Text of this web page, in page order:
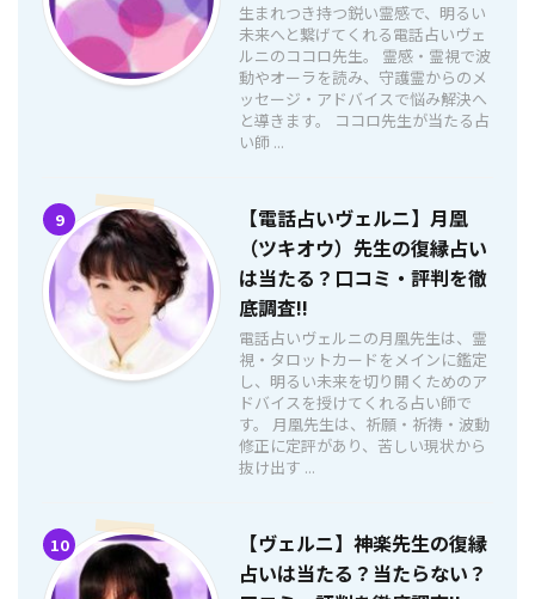
生まれつき持つ鋭い霊感で、明るい
未来へと繋げてくれる電話占いヴェ
ルニのココロ先生。 霊感・霊視で波
動やオーラを読み、守護霊からのメ
ッセージ・アドバイスで悩み解決へ
と導きます。 ココロ先生が当たる占
い師 ...
9
【電話占いヴェルニ】月凰
（ツキオウ）先生の復縁占い
は当たる？口コミ・評判を徹
底調査!!
電話占いヴェルニの月凰先生は、霊
視・タロットカードをメインに鑑定
し、明るい未来を切り開くためのア
ドバイスを授けてくれる占い師で
す。 月凰先生は、祈願・祈祷・波動
修正に定評があり、苦しい現状から
抜け出す ...
10
【ヴェルニ】神楽先生の復縁
占いは当たる？当たらない？